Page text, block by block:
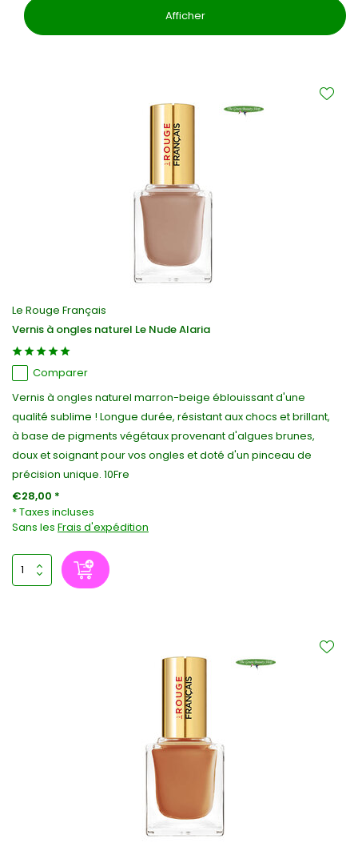
Afficher
Le Rouge Français
Vernis à ongles naturel Le Nude Alaria
Comparer
Vernis à ongles naturel marron-beige éblouissant d'une
qualité sublime ! Longue durée, résistant aux chocs et brillant,
à base de pigments végétaux provenant d'algues brunes,
doux et soignant pour vos ongles et doté d'un pinceau de
précision unique. 10Fre
€28,00 *
* Taxes incluses
Sans les Frais d'expédition